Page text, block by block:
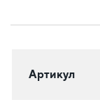
Артикул